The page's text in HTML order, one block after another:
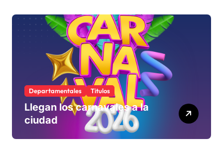
rechaza
Departamentales Titulos
Llegan los carnavales a la
ciudad